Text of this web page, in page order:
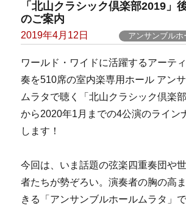
「北山クラシック倶楽部2019」
のご案内
Posted
2019年4月12日 アンサンブルホ
ワールド・ワイドに活躍するアーテ
奏を510席の室内楽専用ホール アン
ムラタで聴く「北山クラシック倶楽
から2020年1月までの4公演のライン
します！
今回は、いま話題の弦楽四重奏団や
者たちが勢ぞろい。演奏者の胸の高
きる「アンサンブルホールムラタ」